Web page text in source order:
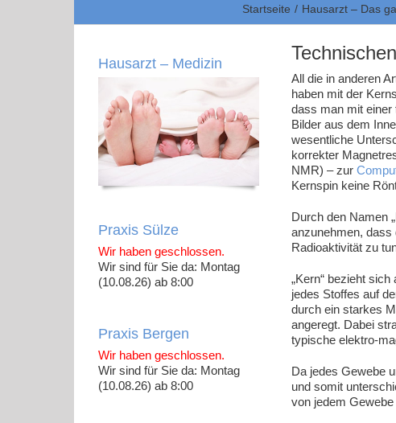
Startseite Hausarzt – Das
All die in anderen
haben mit der
dass man mit
Bilder aus dem
wesentliche
korrekter
NMR) – zur
Kernspin keine
Durch den Namen
anzunehmen, dass
Radioaktivität zu
„Kern“ bezieht
jedes Stoffes auf
durch ein starkes
angeregt. Dabei
typische elektro-
Da jedes Gewebe
und somit
von jedem
Hausarzt – Medizin
Praxis Sülze
Wir haben geschlossen.
Wir sind für Sie da: Montag
(10.08.26) ab 8:00
Praxis Bergen
Wir haben geschlossen.
Wir sind für Sie da: Montag
(10.08.26) ab 8:00